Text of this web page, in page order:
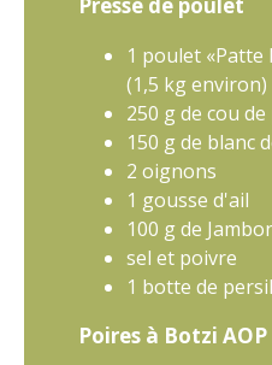
Pressé de poulet
1 poulet «Patte
(1,5 kg environ)
250 g de cou
150 g de blanc
2 oignons
1 gousse d'ail
100 g de
sel et poivre
1 botte de persil
Poires à Botzi AOP